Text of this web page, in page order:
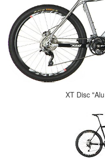
XT Disc